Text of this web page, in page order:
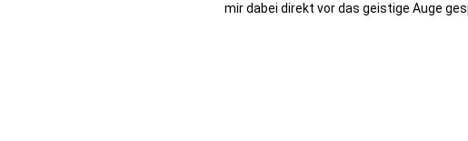
mir dabei direkt vor das geistige Auge